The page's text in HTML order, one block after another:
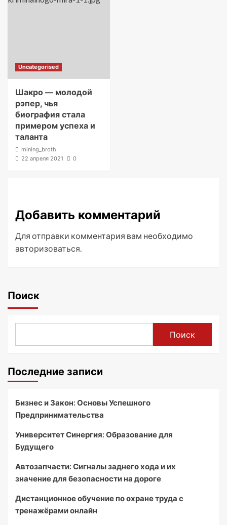
Uncategorised
Шакро — молодой
рэпер, чья
биография стала
примером успеха и
таланта
mining_broth
22 апреля 2021
0
Добавить комментарий
Для отправки комментария вам необходимо
авторизоваться.
Поиск
Поиск
Последние записи
Бизнес и Закон: Основы Успешного
Предпринимательства
Университет Синергия: Образование для
Будущего
Автозапчасти: Сигналы заднего хода и их
значение для безопасности на дороге
Дистанционное обучение по охране труда с
тренажёрами онлайн